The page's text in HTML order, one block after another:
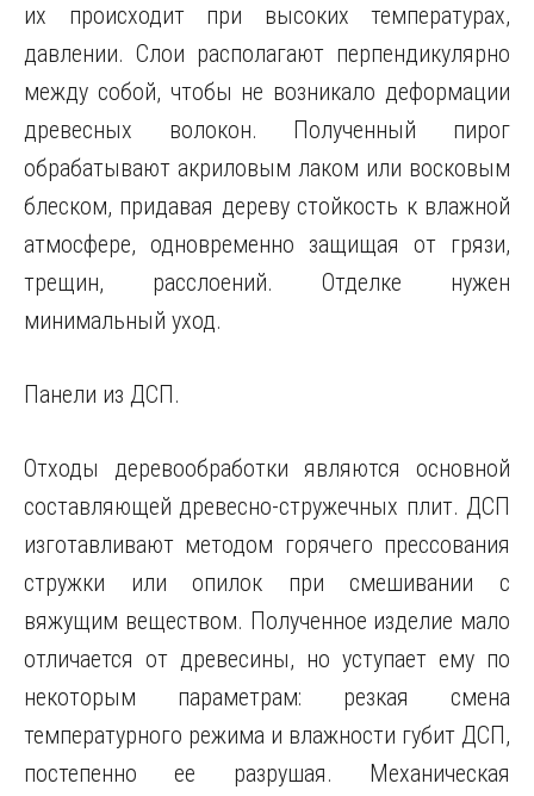
их происходит при высоких температурах,
давлении. Слои располагают перпендикулярно
между собой, чтобы не возникало деформации
древесных волокон. Полученный пирог
обрабатывают акриловым лаком или восковым
блеском, придавая дереву стойкость к влажной
атмосфере, одновременно защищая от грязи,
трещин, расслоений. Отделке нужен
минимальный уход.
Панели из ДСП.
Отходы деревообработки являются основной
составляющей древесно-стружечных плит. ДСП
изготавливают методом горячего прессования
стружки или опилок при смешивании с
вяжущим веществом. Полученное изделие мало
отличается от древесины, но уступает ему по
некоторым параметрам: резкая смена
температурного режима и влажности губит ДСП,
постепенно ее разрушая. Механическая